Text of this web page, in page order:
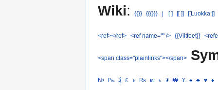
Wiki: {{}} {{{}}} | [ ] [[ ]] [[Luokka:]]
<ref></ref> <ref name="" /> {{Viitteet}}
<span class="plainlinks"></span>
№ ₧ ₰ £ ៛ ₨ ₪ ৳ ₮ ₩ ¥ ♠ ♣ ♥ ♦